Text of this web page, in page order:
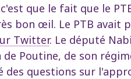
que le fait que le
bon œil. Le PTB
Twitter. Le député
Poutine, de son
des questions sur